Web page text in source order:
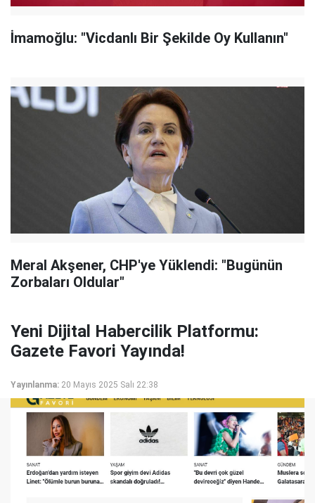
İmamoğlu: "Vicdanlı Bir Şekilde Oy Kullanın"
Meral Akşener, CHP'ye Yüklendi: "Bugünün
Zorbaları Oldular"
Yeni Dijital Habercilik Platformu:
Gazete Favori Yayında!
Yayınlanma: 20 Mayıs 2025 Salı 22:38